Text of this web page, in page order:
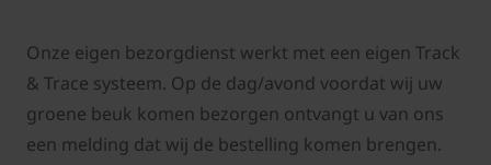
Onze eigen bezorgdienst werkt met een eigen Track
& Trace systeem. Op de dag/avond voordat wij uw
groene beuk komen bezorgen ontvangt u van ons
een melding dat wij de bestelling komen brengen.